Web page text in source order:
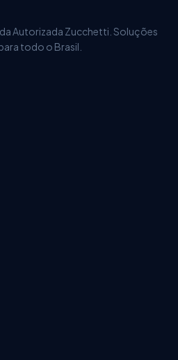
Autorizada Zucchetti. Soluções
todo o Brasil.